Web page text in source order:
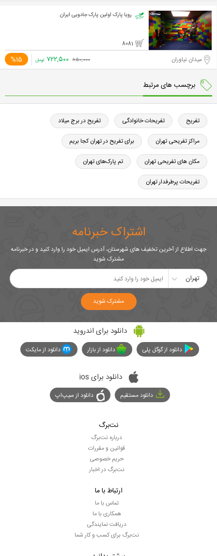
رویا پارک اولین پارک جادویی ایران
8081
میدان نیاوران %15 ۸۵۰,۰۰۰ ۷۲۲,۵۰۰ تومان
برچسب های مرتبط
تفریح تفریحات خانوادگی تفریح در برج میلاد
مراکز تفریحی تهران برای تفریح در تهران کجا بریم
مکان های تفریحی تهران تم پارک‌های تهران
تفریحات پرطرفدار تهران
اشتراک خبرنامه
جهت اطلاع از آخرین تخفیف های شهرستان، آدرس ایمیل خود را وارد کنید و در خبرنامه
مشترک شوید
تهران
مشترک شوید
دانلود برای اندروید
دانلود از گوگل پلی دانلود از بازار دانلود از مایکت
دانلود برای ios
دانلود مستقیم دانلود از سیپ‌اپ
نت‌برگ
درباره نت‌برگ
قوانین و مقررات
حریم خصوصی
نت‌برگ در اخبار
ارتباط با ما
تماس با ما
همکاری با ما
دریافت نمایندگی
نت‌برگ برای کسب و کار شما